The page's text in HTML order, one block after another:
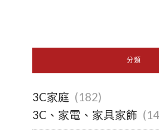
分類
3C家庭 (182)
3C、家電、家具家飾